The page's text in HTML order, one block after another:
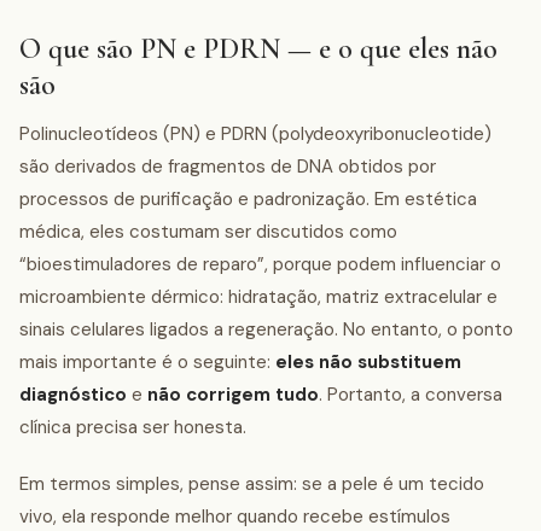
O que são PN e PDRN — e o que eles não
são
Polinucleotídeos (PN) e PDRN (polydeoxyribonucleotide)
são derivados de fragmentos de DNA obtidos por
processos de purificação e padronização. Em estética
médica, eles costumam ser discutidos como
“bioestimuladores de reparo”, porque podem influenciar o
microambiente dérmico: hidratação, matriz extracelular e
sinais celulares ligados a regeneração. No entanto, o ponto
mais importante é o seguinte: eles não substituem
diagnóstico e não corrigem tudo. Portanto, a conversa
clínica precisa ser honesta.
Em termos simples, pense assim: se a pele é um tecido
vivo, ela responde melhor quando recebe estímulos